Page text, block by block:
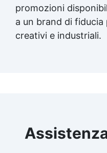
promozioni
a un brand di
creativi e industriali.